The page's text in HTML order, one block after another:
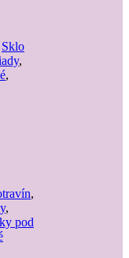
Sklo
,
,
,
,
pod